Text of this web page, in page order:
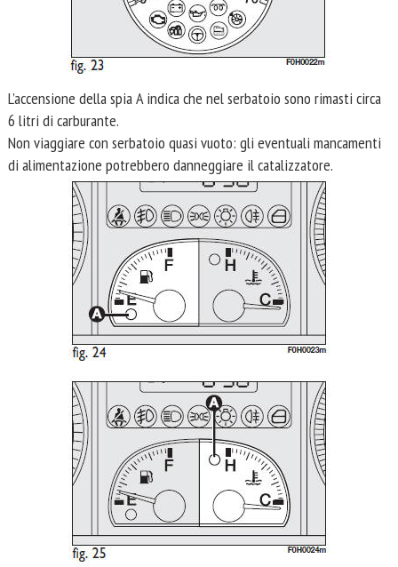
L’accensione della spia A indica che nel serbatoio sono rimasti circa
6 litri di carburante.
Non viaggiare con serbatoio quasi vuoto: gli eventuali mancamenti
di alimentazione potrebbero danneggiare il catalizzatore.